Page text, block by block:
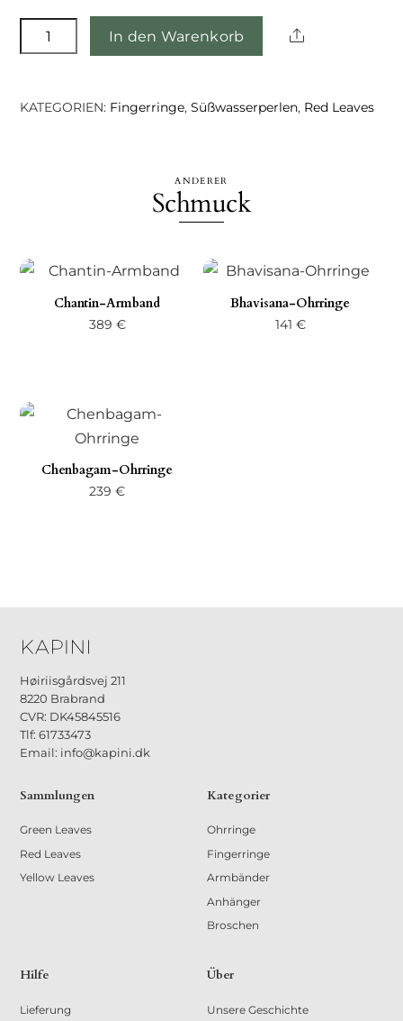
Schalttafelring
Menge
In den Warenkorb Share
KATEGORIEN: Fingerringe,Süßwasserperlen, Red Leaves
ANDERER
Schmuck
Chantin-Armband
389 €
Bhavisana-Ohrringe
141 €
Chenbagam-Ohrringe
239€
Høiriisgårdsvej 211
8220 Brabrand
CVR: DK45845516
Tlf: 61733473
Email: info@kapini.dk
Sammlungen
Green Leaves
Red Leaves
Yellow Leaves
Kategorier
Ohrringe
Fingerringe
Armbänder
Anhänger
Broschen
Hilfe
Lieferung
Über
Unsere Geschichte